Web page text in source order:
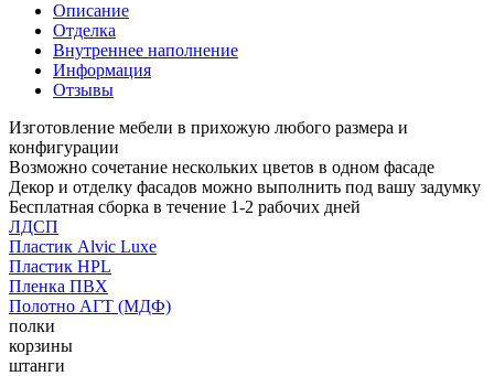
Описание
Отделка
Внутреннее наполнение
Информация
Отзывы
Изготовление мебели в прихожую любого размера и
конфигурации
Возможно сочетание нескольких цветов в одном фасаде
Декор и отделку фасадов можно выполнить под вашу задумку
Бесплатная сборка в течение 1-2 рабочих дней
ЛДСП
Пластик Alvic Luxe
Пластик HPL
Пленка ПВХ
Полотно АГТ (МДФ)
полки
корзины
штанги